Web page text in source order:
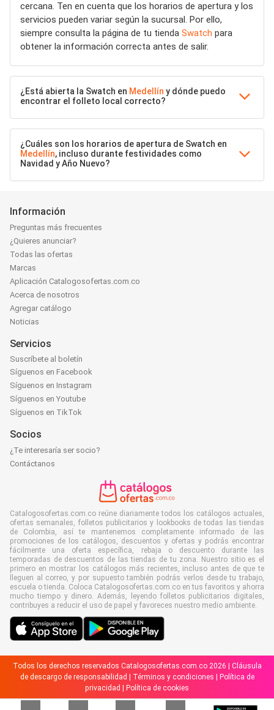
cercana. Ten en cuenta que los horarios de apertura y los
servicios pueden variar según la sucursal. Por ello,
siempre consulta la página de tu tienda Swatch para
obtener la información correcta antes de salir.
¿Está abierta la Swatch en Medellín y dónde puedo
encontrar el folleto local correcto?
¿Cuáles son los horarios de apertura de Swatch en
Medellín, incluso durante festividades como
Navidad y Año Nuevo?
Información
Preguntas más frecuentes
¿Quieres anunciar?
Todas las ofertas
Marcas
Aplicación Catalogosofertas.com.co
Acerca de nosotros
Agregar catálogo
Noticias
Servicios
Suscríbete al boletín
Síguenos en Facebook
Síguenos en Instagram
Síguenos en Youtube
Síguenos en TikTok
Socios
¿Te interesaría ser socio?
Contáctanos
Catalogosofertas.com.co reúne diariamente todos los catálogos actuales,
ofertas semanales, folletos publicitarios y lookbooks de todas las tiendas
de Colombia, así te mantenemos completamente informado de las
promociones de los catálogos, descuentos y ofertas y podrás encontrar
fácilmente una oferta específica, rebaja o descuento durante las
temporadas de descuentos de las tiendas de tu zona. Nuestro sitio es el
primero en mostrar los catálogos más recientes, incluso antes de que te
lleguen al correo, y por supuesto también podrás verlos desde tu trabajo,
escuela o tienda. Coloca Catalogosofertas.com.co en tus favoritos y ahorra
mucho tiempo y dinero. Además, leyendo folletos publicitarios digitales,
contribuyes a reducir el uso de papel y favoreces nuestro medio ambiente.
Todos los derechos reservados Catalogosofertas.com.co 2026 | Cláusula
de descargo de responsabilidad
Términos y condiciones
Política de
privacidad
Política de cookies